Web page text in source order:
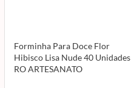
Forminha Para Doce Flor
Hibisco Lisa Nude 40 Unidades
RO ARTESANATO